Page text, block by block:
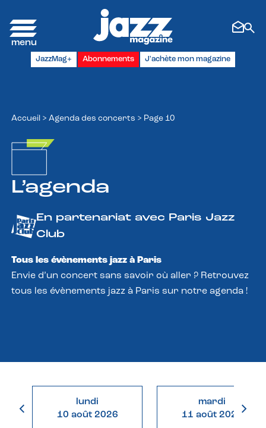
JazzMag+ Abonnements J'achète mon magazine
Accueil > Agenda des concerts > Page 10
L’agenda
En partenariat avec Paris Jazz
Club
Tous les évènements jazz à Paris
Envie d’un concert sans savoir où aller ? Retrouvez
tous les évènements jazz à Paris sur notre agenda !
lundi
10 août 2026
mardi
11 août 2026